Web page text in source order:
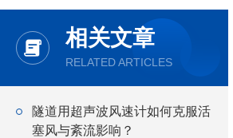
相关文章
RELATED ARTICLES
隧道用超声波风速计如何克服活
塞风与紊流影响？